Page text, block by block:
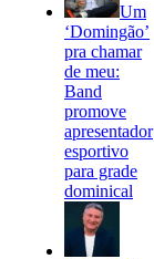
Um
‘Domingão’
pra chamar
de meu:
Band
promove
apresentador
esportivo
para grade
dominical